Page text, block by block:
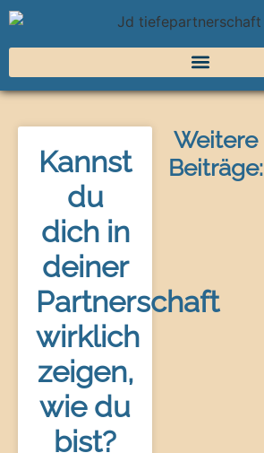
Kannst
du
dich in
deiner
Partnerschaft
wirklich
zeigen,
wie du
bist?
Weitere
Beiträge: